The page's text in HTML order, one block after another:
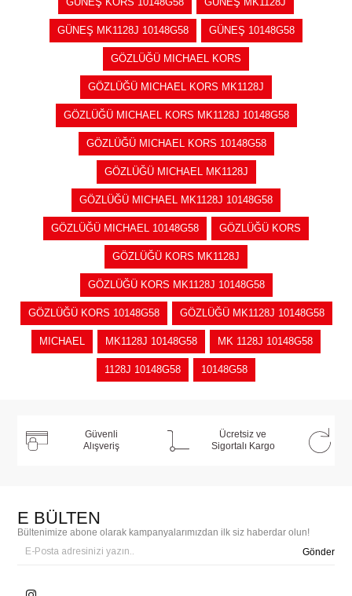
GÜNEŞ MK1128J 10148G58 GÜNEŞ 10148G58
GÖZLÜĞÜ MICHAEL KORS
GÖZLÜĞÜ MICHAEL KORS MK1128J
GÖZLÜĞÜ MICHAEL KORS MK1128J 10148G58
GÖZLÜĞÜ MICHAEL KORS 10148G58
GÖZLÜĞÜ MICHAEL MK1128J
GÖZLÜĞÜ MICHAEL MK1128J 10148G58
GÖZLÜĞÜ MICHAEL 10148G58 GÖZLÜĞÜ KORS
GÖZLÜĞÜ KORS MK1128J
GÖZLÜĞÜ KORS MK1128J 10148G58
GÖZLÜĞÜ KORS 10148G58 GÖZLÜĞÜ MK1128J 10148G58
MICHAEL MK1128J 10148G58 MK 1128J 10148G58
1128J 10148G58 10148G58
Güvenli
Alışveriş
Ücretsiz ve
Sigortalı Kargo
E BÜLTEN
Bültenimize abone olarak kampanyalarımızdan ilk siz haberdar olun!
Gönder